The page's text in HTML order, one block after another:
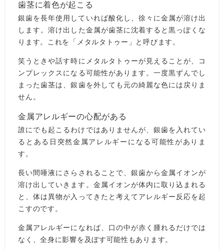
歯茎に着色が起こる
銀歯を長年使用していれば酸化し、徐々に金属が溶け出
します。溶け出した金属が歯茎に沈着すると黒っぽくな
ります。これを「メタルタトゥー」と呼びます。
笑うときや話す時にメタルタトゥーが見えることが、コ
ンプレックスになる可能性があります。一度黒ずんでし
まった歯茎は、銀歯を外しても元の綺麗な色には戻りま
せん。
金属アレルギーの心配がある
誰にでも起こるわけではありませんが、銀歯を入れてい
るとある日突然金属アレルギーになる可能性がありま
す。
長い間唾液にさらされることで、銀歯から金属イオンが
溶け出していきます。金属イオンが体内に取り込まれる
と、体は異物が入ってきたと考えてアレルギー反応を起
こすのです。
金属アレルギーになれば、口の中が赤く腫れるだけでは
なく、全身に影響を及ぼす可能性もあります。